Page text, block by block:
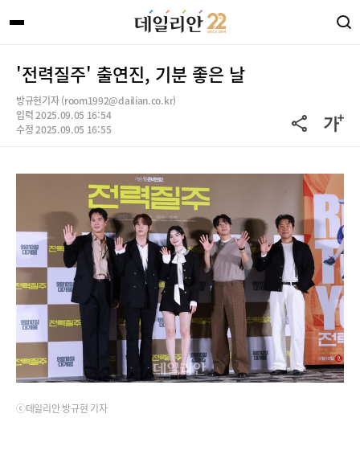
'전력질주' 출연진, 기분 좋은 날
방규현기자 (room1992@dailian.co.kr)
입력 2025.09.05 16:54
수정 2025.09.05 16:55
ⓒ데일리안 방규현 기자